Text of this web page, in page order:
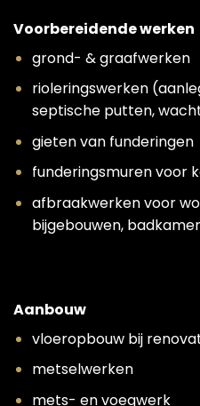
Voorbereidende werken
grond- & graafwerken
rioleringswerken
septische putten,
gieten van funderingen
funderingsmuren voor
afbraakwerken voor
bijgebouwen,
Aanbouw
vloeropbouw bij
metselwerken
mets- en voegwerk